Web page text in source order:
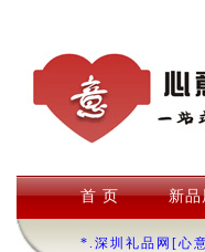
首 页 新品
*.深圳礼品网[心